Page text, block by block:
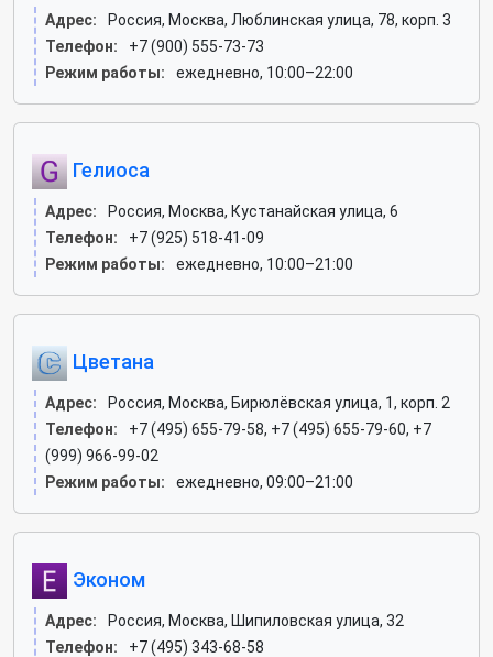
Адрес:
Россия, Москва, Люблинская улица, 78, корп. 3
Телефон:
+7 (900) 555-73-73
Режим работы:
ежедневно, 10:00–22:00
Гелиоса
Адрес:
Россия, Москва, Кустанайская улица, 6
Телефон:
+7 (925) 518-41-09
Режим работы:
ежедневно, 10:00–21:00
Цветана
Адрес:
Россия, Москва, Бирюлёвская улица, 1, корп. 2
Телефон:
+7 (495) 655-79-58, +7 (495) 655-79-60, +7
(999) 966-99-02
Режим работы:
ежедневно, 09:00–21:00
Эконом
Адрес:
Россия, Москва, Шипиловская улица, 32
Телефон:
+7 (495) 343-68-58